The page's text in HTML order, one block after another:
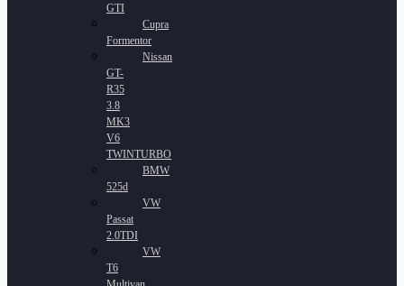
GTI
Cupra
Formentor
Nissan
GT-
R35
3.8
MK3
V6
TWINTURBO
BMW
525d
VW
Passat
2.0TDI
VW
T6